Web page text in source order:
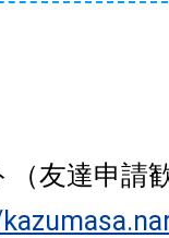
友達申請